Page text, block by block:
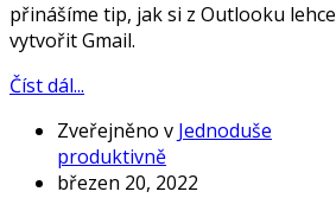
přinášíme tip, jak si z Outlooku lehce
vytvořit Gmail.
Číst dál...
Zveřejněno v Jednoduše
produktivně
březen 20, 2022